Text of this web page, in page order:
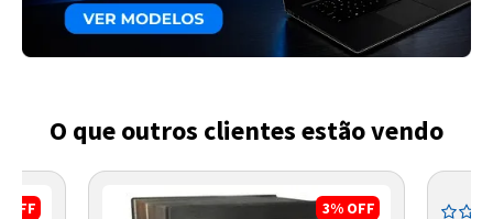
O que outros clientes estão vendo
OFF 3% OFF